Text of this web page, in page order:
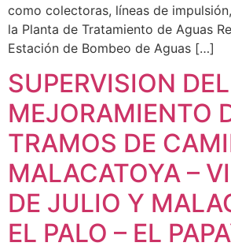
como colectoras, líneas de
la Planta de Tratamiento de Aguas
Estación de Bombeo de Aguas […]
SUPERVISION DEL
MEJORAMIENTO
TRAMOS DE
MALACATOYA –
DE JULIO Y
EL PALO – EL